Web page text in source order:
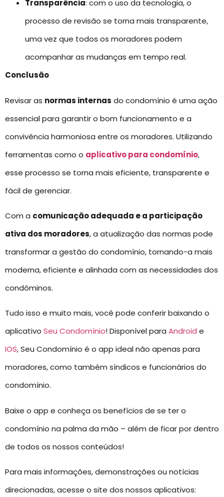
Transparência: com o uso da tecnologia, o
processo de revisão se torna mais transparente,
uma vez que todos os moradores podem
acompanhar as mudanças em tempo real.
Conclusão
Revisar as normas internas do condomínio é uma ação
essencial para garantir o bom funcionamento e a
convivência harmoniosa entre os moradores. Utilizando
ferramentas como o aplicativo para condomínio,
esse processo se torna mais eficiente, transparente e
fácil de gerenciar.
Com a comunicação adequada e a participação
ativa dos moradores, a atualização das normas pode
transformar a gestão do condomínio, tornando-a mais
moderna, eficiente e alinhada com as necessidades dos
condôminos.
Tudo isso e muito mais, você pode conferir baixando o
aplicativo Seu Condomínio! Disponível para Android e
IOS, Seu Condomínio é o app ideal não apenas para
moradores, como também síndicos e funcionários do
condomínio.
Baixe o app e conheça os benefícios de se ter o
condomínio na palma da mão – além de ficar por dentro
de todos os nossos conteúdos!
Para mais informações, demonstrações ou notícias
direcionadas, acesse o site dos nossos aplicativos: